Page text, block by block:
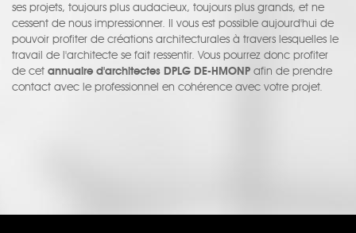
ses projets, toujours plus audacieux, toujours plus grands, et ne
cessent de nous impressionner. Il vous est possible aujourd'hui de
pouvoir profiter de créations architecturales à travers lesquelles le
travail de l'architecte se fait ressentir. Vous pourrez donc profiter
de cet annuaire d'architectes DPLG DE-HMONP afin de prendre
contact avec le professionnel en cohérence avec votre projet.